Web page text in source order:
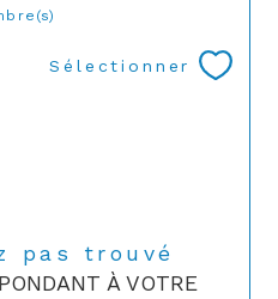
Sélectionner
pas trouvé
À VOTRE